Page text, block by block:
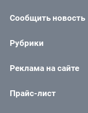
Сообщить новость
Рубрики
Реклама на сайте
Прайс-лист